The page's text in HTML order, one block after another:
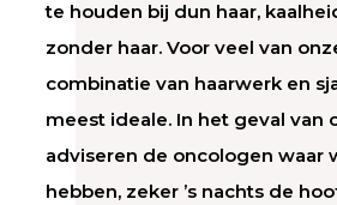
te houden bij dun haar,
zonder haar. Voor veel van
combinatie van haarwerk en
meest ideale. In het geval van
adviseren de oncologen waar
hebben, zeker ’s nachts de